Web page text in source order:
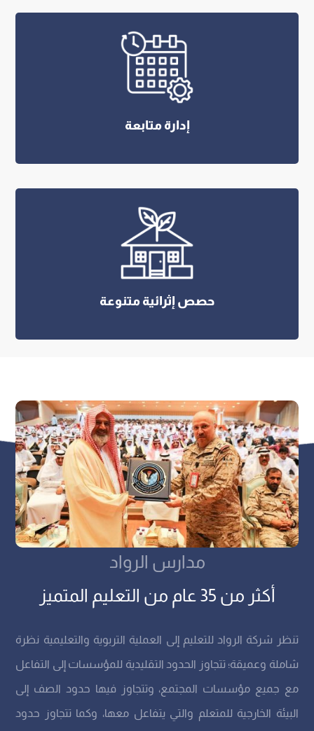
إدارة متابعة
حصص إثرائية متنوعة
مدارس الرواد
أكثر من 35 عام من التعليم المتميز
تنظر شركة الرواد للتعليم إلى العملية التربوية والتعليمية نظرة
شاملة وعميقة؛ تتجاوز الحدود التقليدية للمؤسسات إلى التفاعل
مع جميع مؤسسات المجتمع، وتتجاوز فيها حدود الصف إلى
البيئة الخارجية للمتعلم والتي يتفاعل معها، وكما تتجاوز حدود